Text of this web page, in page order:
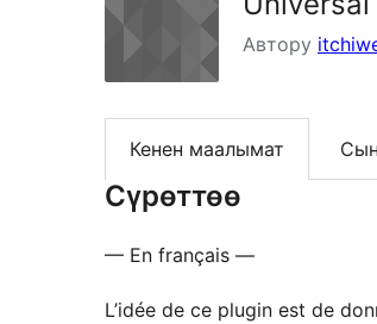
Автору
Кенен маалымат
Сүрөттөө
— En français —
L’idée de ce plugin est de